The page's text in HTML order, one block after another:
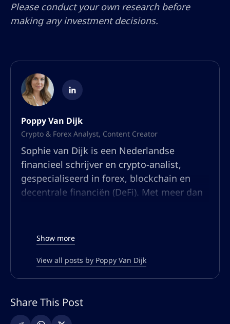
Please conduct your own research before
making any investment decisions.
Poppy Van Dijk
Crypto & Forex Analyst, Content Creator
Sophie van Dijk is een Nederlandse
financieel schrijver en crypto-analist,
gespecialiseerd in forex, blockchain en
decentrale financiën (DeFi). Met meer dan
toonaangevende stem in marktanalyse en
Web3-trends.
Haar expertise ligt in het vereenvoudigen
door middel van heldere en boeiende
Show more
View all posts by Poppy Van Dijk
Share This Post